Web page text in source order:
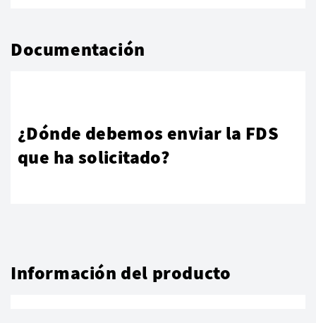
Documentación
¿Dónde debemos enviar la FDS
que ha solicitado?
Información del producto